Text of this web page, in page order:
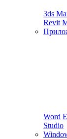
3ds
Revit
Word
Studio